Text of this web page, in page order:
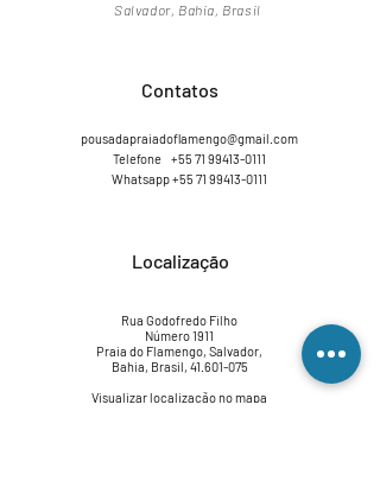
Salvador, Bahia, Brasil
Contatos
pousadapraiadoflamengo@gmail.com
Telefone +55 71 99413-0111
Whatsapp+55 71 99413-0111
Localização
Rua Godofredo Filho
Número 1911
Praia do Flamengo, Salvador,
Bahia, Brasil, 41.601-075
Visualizar localização no mapa